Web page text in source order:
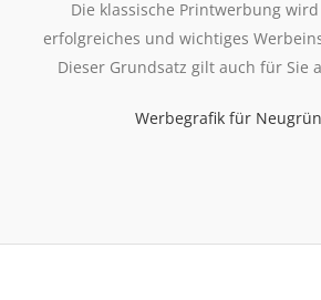
Die klassische Printwerbung
erfolgreiches und wichtiges
Dieser Grundsatz gilt auch für Sie
Werbegrafik für